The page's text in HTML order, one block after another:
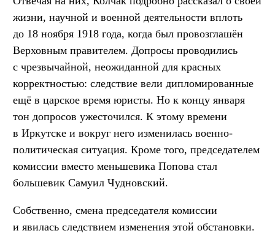
жизни, научной и военной деятельности вплоть
до 18 ноября 1918 года, когда был провозглашён
Верховным правителем. Допросы проводились
с чрезвычайной, неожиданной для красных
корректностью: следствие вели дипломированные
ещё в царское время юристы. Но к концу января
тон допросов ужесточился. К этому времени
в Иркутске и вокруг него изменилась военно-
политическая ситуация. Кроме того, председателем
комиссии вместо меньшевика Попова стал
большевик Самуил Чудновский.
Собственно, смена председателя комиссии
и явилась следствием изменения этой обстановки.